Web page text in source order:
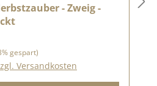
- Zweig -
gespart)
Versandkosten